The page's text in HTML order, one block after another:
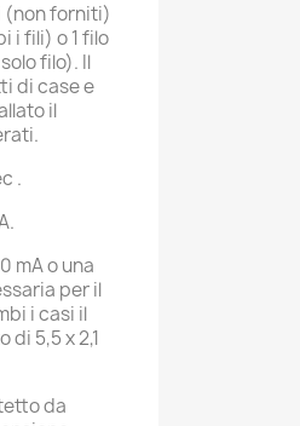
(non forniti)
i fili) o 1 filo
filo). Il
di case e
il
.
mA o una
per il
i casi il
5,5 x 2,1
da